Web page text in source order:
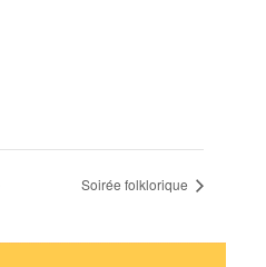
Soirée folklorique